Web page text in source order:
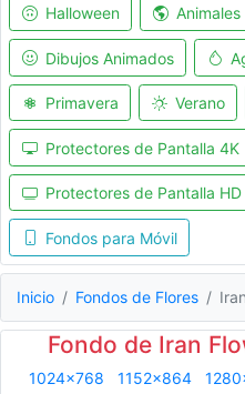
Halloween Animales
Dibujos Animados
Primavera Verano
Protectores de Pantalla 4K
Protectores de Pantalla HD
Fondos para Móvil
Inicio Fondos de Flores
Fondo de Iran
1024x768 1152x864